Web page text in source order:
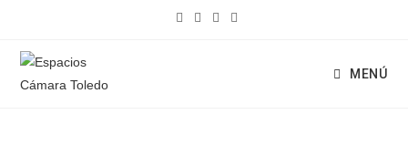
MENÚ